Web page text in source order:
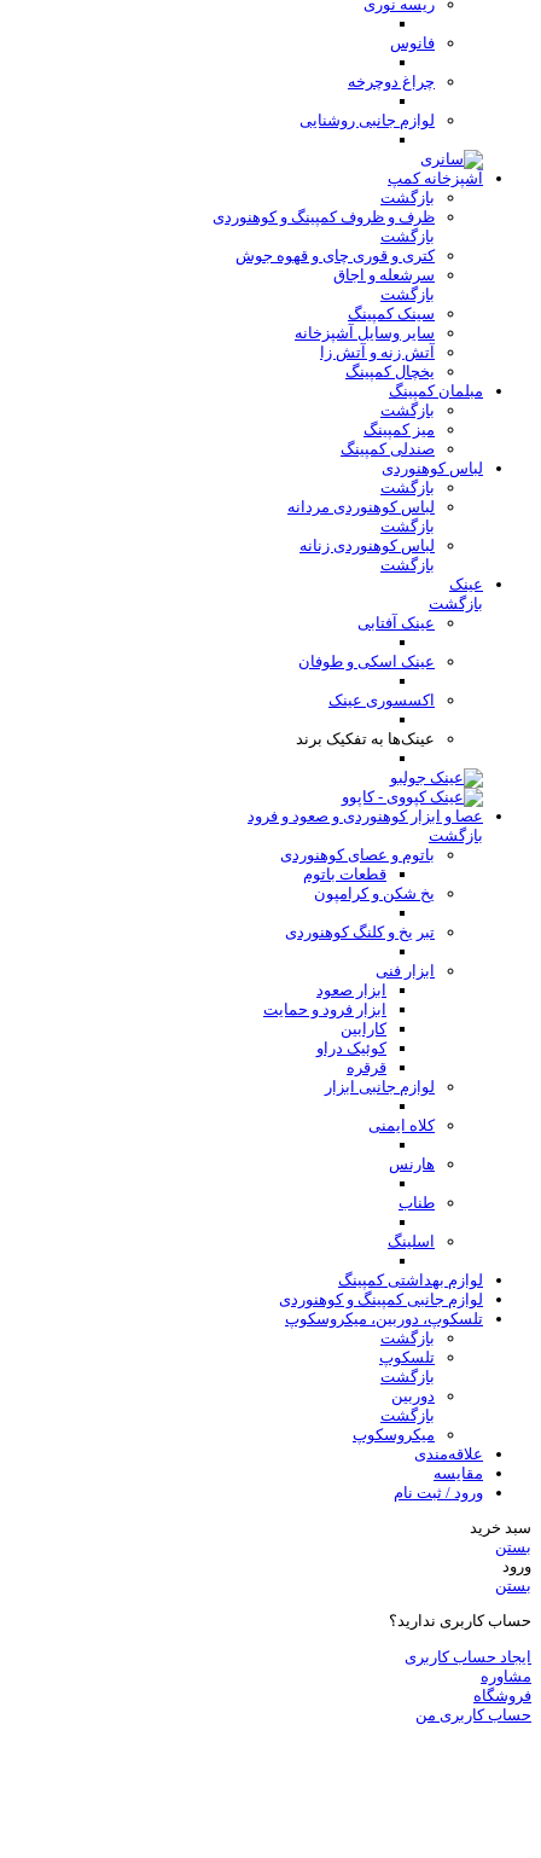
ریسه نوری
فانوس
چراغ دوچرخه
لوازم جانبی روشنایی
آشپزخانه کمپ
بازگشت
ظرف و ظروف کمپینگ و کوهنوردی
بازگشت
کتری و قوری چای و قهوه جوش
سرشعله و اجاق
بازگشت
سینک کمپینگ
سایر وسایل آشپزخانه
آتش زنه و آتش زا
یخچال کمپینگ
مبلمان کمپینگ
بازگشت
میز کمپینگ
صندلی کمپینگ
لباس کوهنوردی
بازگشت
لباس کوهنوردی مردانه
بازگشت
لباس کوهنوردی زنانه
بازگشت
عینک
بازگشت
عینک آفتابی
عینک اسکی و طوفان
اکسسوری عینک
عینک‌ها به تفکیک برند
عصا و ابزار کوهنوردی و صعود و فرود
بازگشت
باتوم و عصای کوهنوردی
قطعات باتوم
یخ شکن و کرامپون
تبر یخ و کلنگ کوهنوردی
ابزار فنی
ابزار صعود
ابزار فرود و حمایت
کارابین
کوئیک دراو
قرقره
لوازم جانبی ابزار
کلاه ایمنی
هارنس
طناب
اسلینگ
لوازم بهداشتی کمپینگ
لوازم جانبی کمپینگ و کوهنوردی
تلسکوپ، دوربین، میکروسکوپ
بازگشت
تلسکوپ
بازگشت
دوربین
بازگشت
میکروسکوپ
علاقه‌مندی
مقایسه
ورود / ثبت نام
سبد خرید
بستن
ورود
بستن
حساب کاربری ندارید؟
ایجاد حساب کاربری
مشاوره
فروشگاه
حساب کاربری من